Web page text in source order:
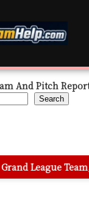
And Pitch
Search
Team,